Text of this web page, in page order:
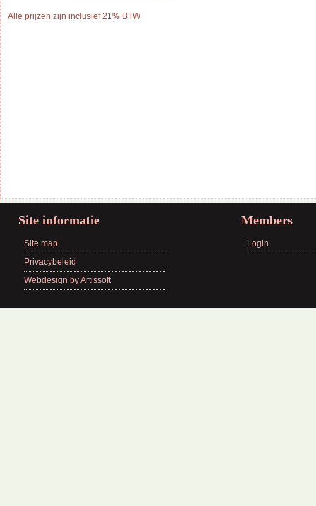
Alle prijzen zijn inclusief 21% BTW
Site informatie
Site map
Privacybeleid
Webdesign by Artissoft
Members
Login